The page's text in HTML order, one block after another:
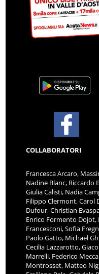
COLLABORATORI
Francesca Arcaro,
Nadine Blanc,
Giulia Calisti, Nadia
Filippo Clermont, Carol
Dufour, Christian
Enrico Formento Dojot,
Francesconi, Sofia
Paolo Gatto, Michael
Cecilia Lazzarotto,
Marrelli, Federico
Montrosset, Matteo